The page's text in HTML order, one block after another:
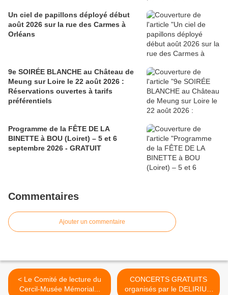
Un ciel de papillons déployé début
août 2026 sur la rue des Carmes à
Orléans
9e SOIRÉE BLANCHE au Château de
Meung sur Loire le 22 août 2026 :
Réservations ouvertes à tarifs
préférentiels
Programme de la FÊTE DE LA
BINETTE à BOU (Loiret) – 5 et 6
septembre 2026 - GRATUIT
Commentaires
Ajouter un commentaire
< Le Comité de lecture du
Cercil-Musée Mémorial...
CONCERTS GRATUITS
organisés par le DELIRIUM